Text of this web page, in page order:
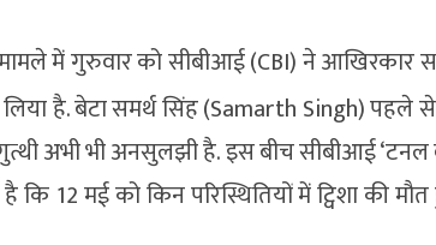
मामले में गुरुवार को सीबीआई (CBI) ने आखिरकार
है. बेटा समर्थ सिंह (Samarth Singh) पहले
अभी भी अनसुलझी है. इस बीच सीबीआई ‘टनल
12 मई को किन परिस्थितियों में ट्विशा की